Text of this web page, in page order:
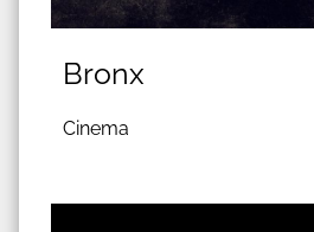
Bronx
Cinema